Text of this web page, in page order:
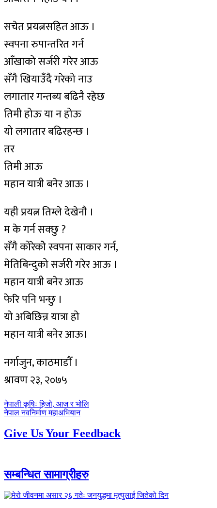
सचेत प्रयत्नसहित आऊ ।
स्वपना रुपान्तरित गर्न
आँखाको सर्जरी गरेर आऊ
सँगै खियाउँदै गरेको नाउ
लगातार गन्तब्य बढिनै रहेछ
तिमी होऊ या न होऊ
यो लगातार बढिरहन्छ ।
तर
तिमी आऊ
महान यात्री बनेर आऊ ।
यही प्रयत्न तिम्ले देखेनौ ।
म के गर्न सक्छु ?
सँगै कोरेकोे स्वपना साकार गर्न,
मेतिबिन्दुको सर्जरी गरेर आऊ ।
महान यात्री बनेर आऊ
फेरि पनि भन्छु ।
यो अबिछिन्न यात्रा हो
महान यात्री बनेर आऊ।
नर्गाजुन, काठमाडाैँ ।
श्रावण २३, २०७५
पछिल्लाे
-
नेपाली कृषिः हिजो, आज र भोलि
अघिल्लाे
नेपाल नवनिर्माण महाअभियान
Give Us Your Feedback
सम्बन्धित सामाग्रीहरु